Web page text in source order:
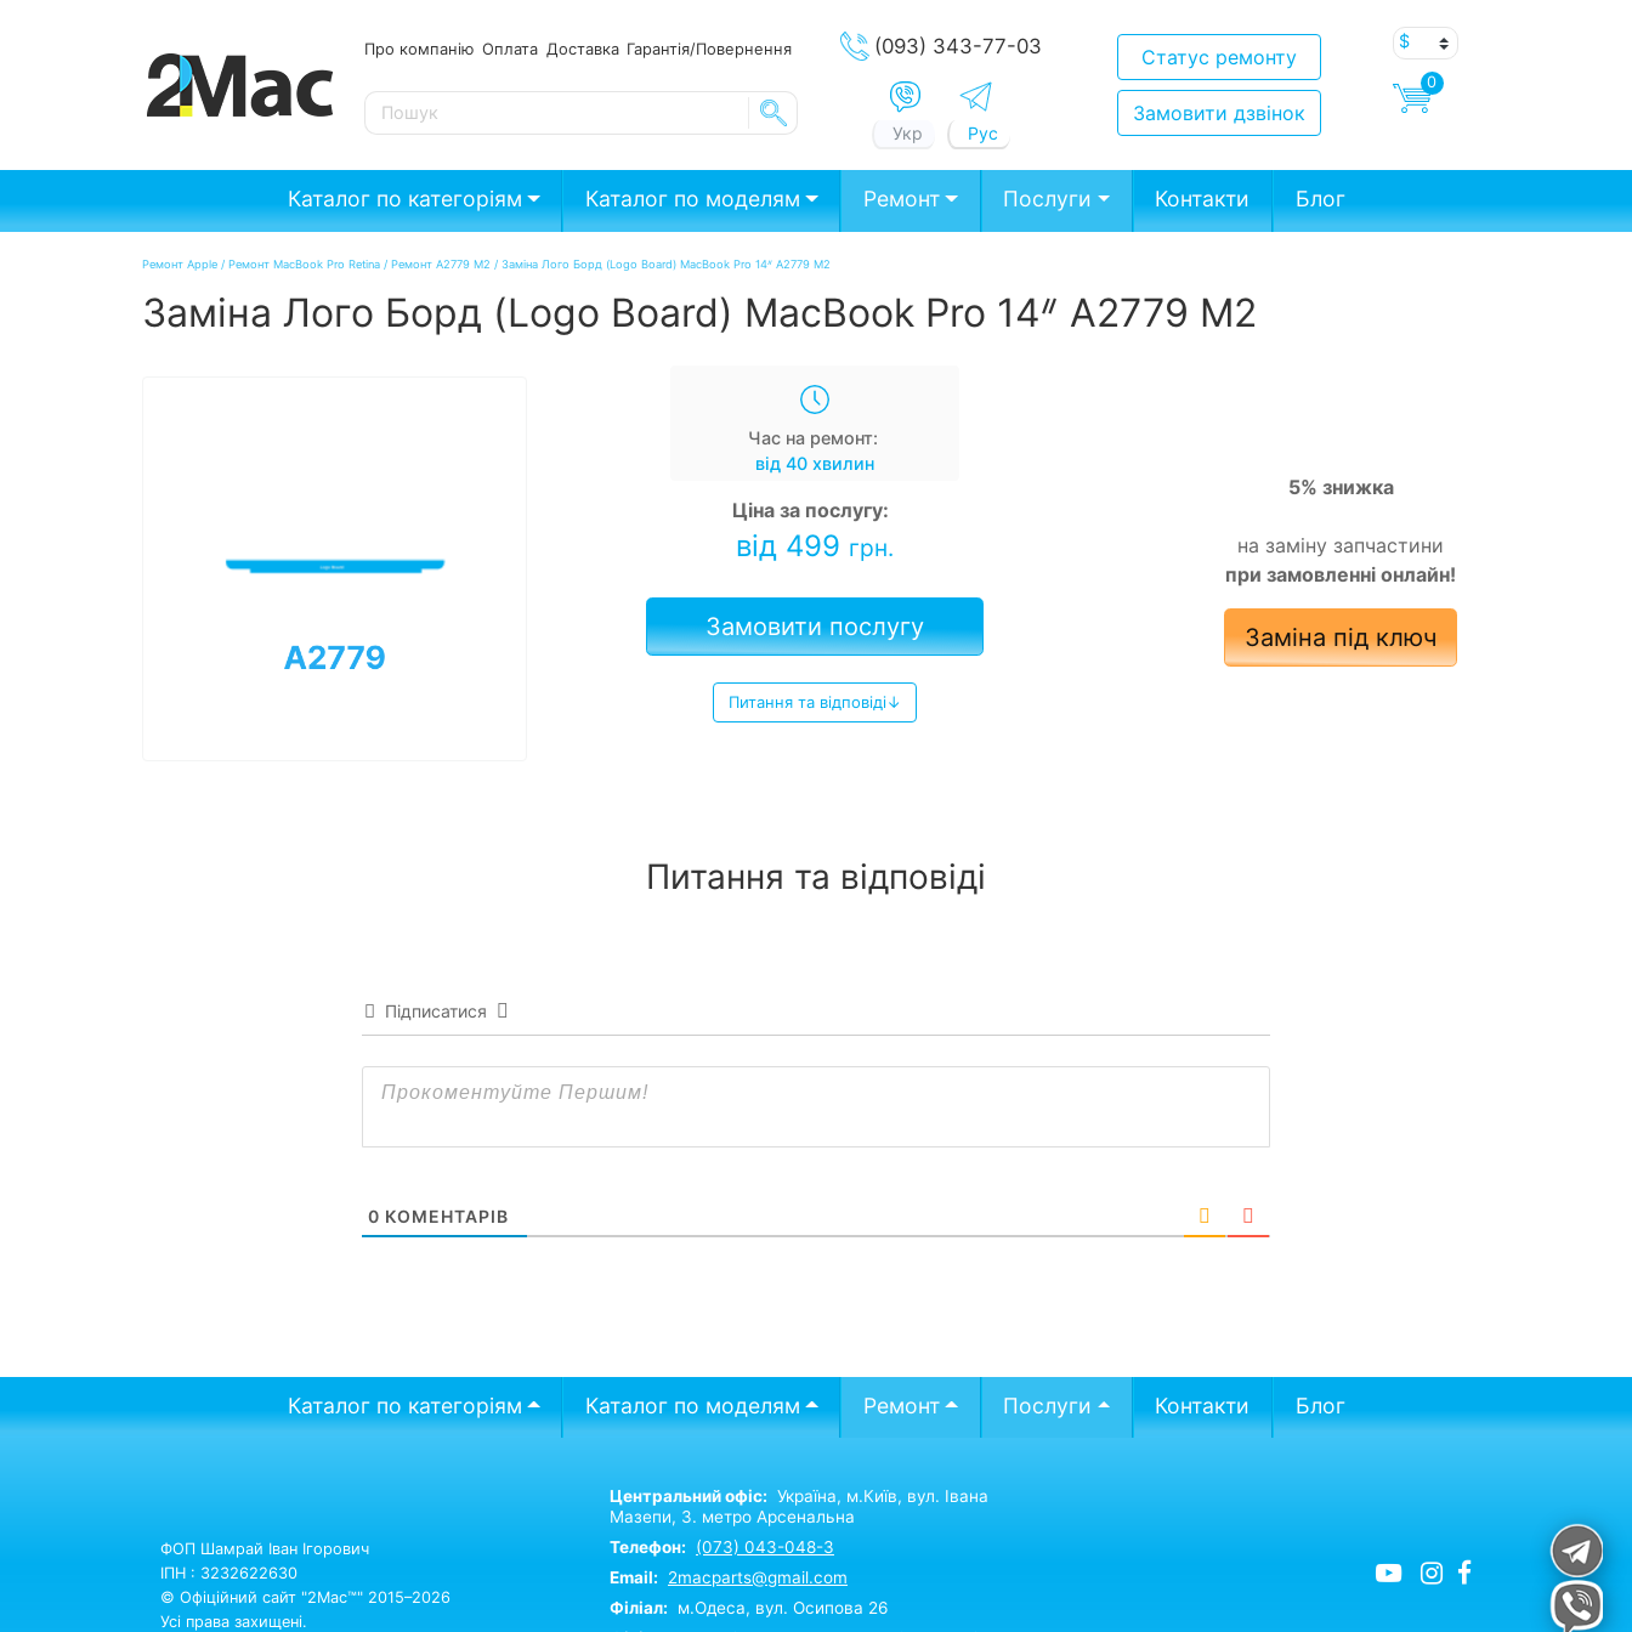
Про компанію Оплата Доставка Гарантія/Повернення
SE
(093) 343-77-03
Укр Рус
Статус ремонту
Замовити дзвінок
0
Каталог по категоріям Каталог по моделям Ремонт Послуги Контакти Блог
Ремонт Apple / Ремонт MacBook Pro Retina / Ремонт A2779 M2 / Заміна Лого Борд (Logo Board) MacBook Pro 14ᐥ A2779 М2
Заміна Лого Борд (Logo Board) MacBook Pro 14ᐥ A2779 М2
Час на ремонт:
від 40 хвилин
Ціна за послугу:
від 499 грн.
Замовити послугу
Питання та відповіді↓
5% знижка
на заміну запчастини
при замовленні онлайн!
Заміна під ключ
Питання та відповіді
Підписатися
0 КОМЕНТАРІВ
Каталог по категоріям Каталог по моделям Ремонт Послуги Контакти Блог
ФОП Шамрай Іван Ігорович
ІПН : 3232622630
© Офіційний сайт "2Mac™" 2015–2026
Усі права захищені.
Центральний офіс: Україна, м.Київ, вул. Івана
Мазепи, 3. метро Арсенальна
Телефон:
(073) 043-048-3
Email:
2macparts@gmail.com
Філіал:
м.Одеса, вул. Осипова 26